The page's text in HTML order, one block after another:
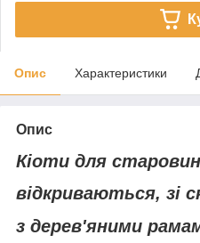
Опис Характеристики
Опис
Кіоти для
відкриваються, зі
з дерев'яними